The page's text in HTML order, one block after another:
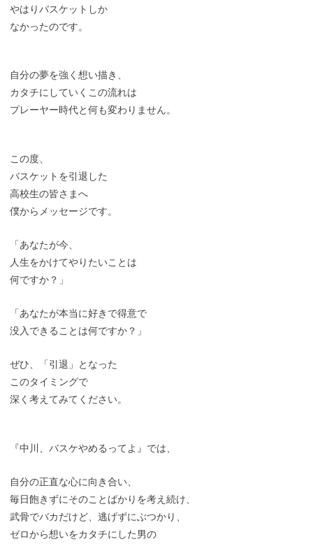
やはりバスケットしか
なかったのです。
自分の夢を強く想い描き、
カタチにしていくこの流れは
プレーヤー時代と何も変わりません。
この度、
バスケットを引退した
高校生の皆さまへ
僕からメッセージです。
「あなたが今、
人生をかけてやりたいことは
何ですか？」
「あなたが本当に好きで得意で
没入できることは何ですか？」
ぜひ、「引退」となった
このタイミングで
深く考えてみてください。
『中川、バスケやめるってよ』では、
自分の正直な心に向き合い、
毎日飽きずにそのことばかりを考え続け、
武骨でバカだけど、逃げずにぶつかり、
ゼロから想いをカタチにした男の